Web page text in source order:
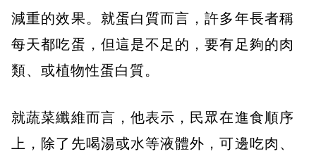
減重的效果。就蛋白質而言，許多年長者稱
每天都吃蛋，但這是不足的，要有足夠的肉
類、或植物性蛋白質。
就蔬菜纖維而言，他表示，民眾在進食順序
上，除了先喝湯或水等液體外，可邊吃肉、